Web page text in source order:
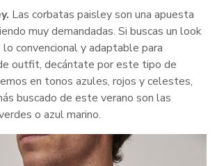
Las corbatas paisley son una apuesta
muy demandadas. Si buscas un look
convencional y adaptable para
outfit, decántate por este tipo de
en tonos azules, rojos y celestes,
buscado de este verano son las
o azul marino.